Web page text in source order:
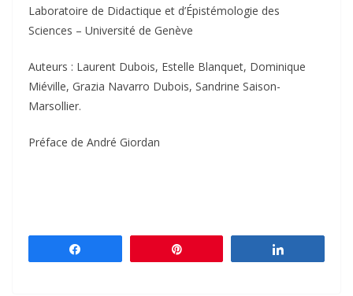
Laboratoire de Didactique et d’Épistémologie des
Sciences – Université de Genève
Auteurs : Laurent Dubois, Estelle Blanquet, Dominique
Miéville, Grazia Navarro Dubois, Sandrine Saison-
Marsollier.
Préface de André Giordan